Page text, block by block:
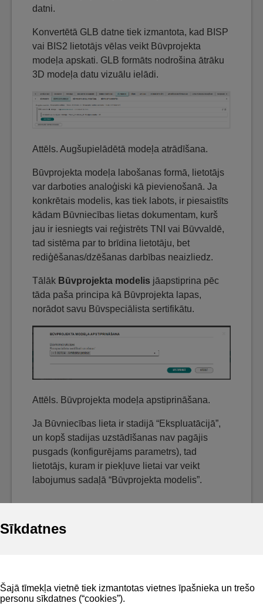
Sīkdatnes
Šajā tīmekļa vietnē tiek izmantotas vietnes īpašnieka un trešo
personu sīkdatnes (“cookies”).
datni.
Konvertētā GLB datne tiek izmantota, kad BISP
vai BIS2 lietotājs vēlas veikt Būvprojekta
modeļa apskati. GLB formāts nodrošina ātrāku
3D modeļa datu vizuālu ielādi.
Attēls. Augšupielādētā modeļa atrādīšana.
Būvprojekta modeļa labošanas formā, lietotājs
var darboties analoģiski kā pievienošanā. Ja
konkrētais modelis, kas tiek labots, ir piesaistīts
kādam Būvniecības lietas dokumentam, kurš
jau ir iesniegts vai reģistrēts TNI vai Būvvaldē,
tad sistēma par to brīdina lietotāju, bet
rediģēšanas/dzēšanas darbības neaizliedz.
Tālāk Būvprojekta modelis jāapstiprina pēc
tāda paša principa kā Būvprojekta lapas,
norādot savu Būvspeciālista sertifikātu.
Attēls. Būvprojekta modeļa apstiprināšana.
Ja Būvniecības lieta ir stadijā “Ekspluatācijā”,
un kopš stadijas uzstādīšanas nav pagājis
pusgads (konfigurējams parametrs), tad
lietotājs, kuram ir piekļuve lietai var veikt
labojumus sadaļā “Būvprojekta modelis”.
Privātuma politika